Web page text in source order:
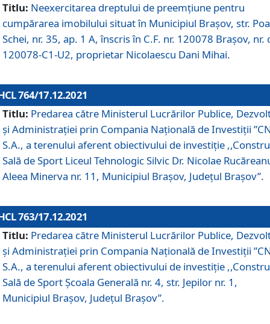
Titlu: Neexercitarea dreptului de preemţiune pentru
cumpărarea imobilului situat în Municipiul Braşov, str.
Schei, nr. 35, ap. 1 A, înscris în C.F. nr. 120078 Brașov, nr.
120078-C1-U2, proprietar Nicolaescu Dani Mihai.
764/17.12.2021
Titlu: Predarea către Ministerul Lucrărilor Publice,
și Administrației prin Compania Naţională de Investiţii
S.A., a terenului aferent obiectivului de investiţie
Sală de Sport Liceul Tehnologic Silvic Dr. Nicolae
Aleea Minerva nr. 11, Municipiul Brașov, Județul Brașov”.
763/17.12.2021
Titlu: Predarea către Ministerul Lucrărilor Publice,
și Administrației prin Compania Naţională de Investiţii
S.A., a terenului aferent obiectivului de investiție
Sală de Sport Școala Generală nr. 4, str. Jepilor nr. 1,
Municipiul Brașov, Județul Brașov”.